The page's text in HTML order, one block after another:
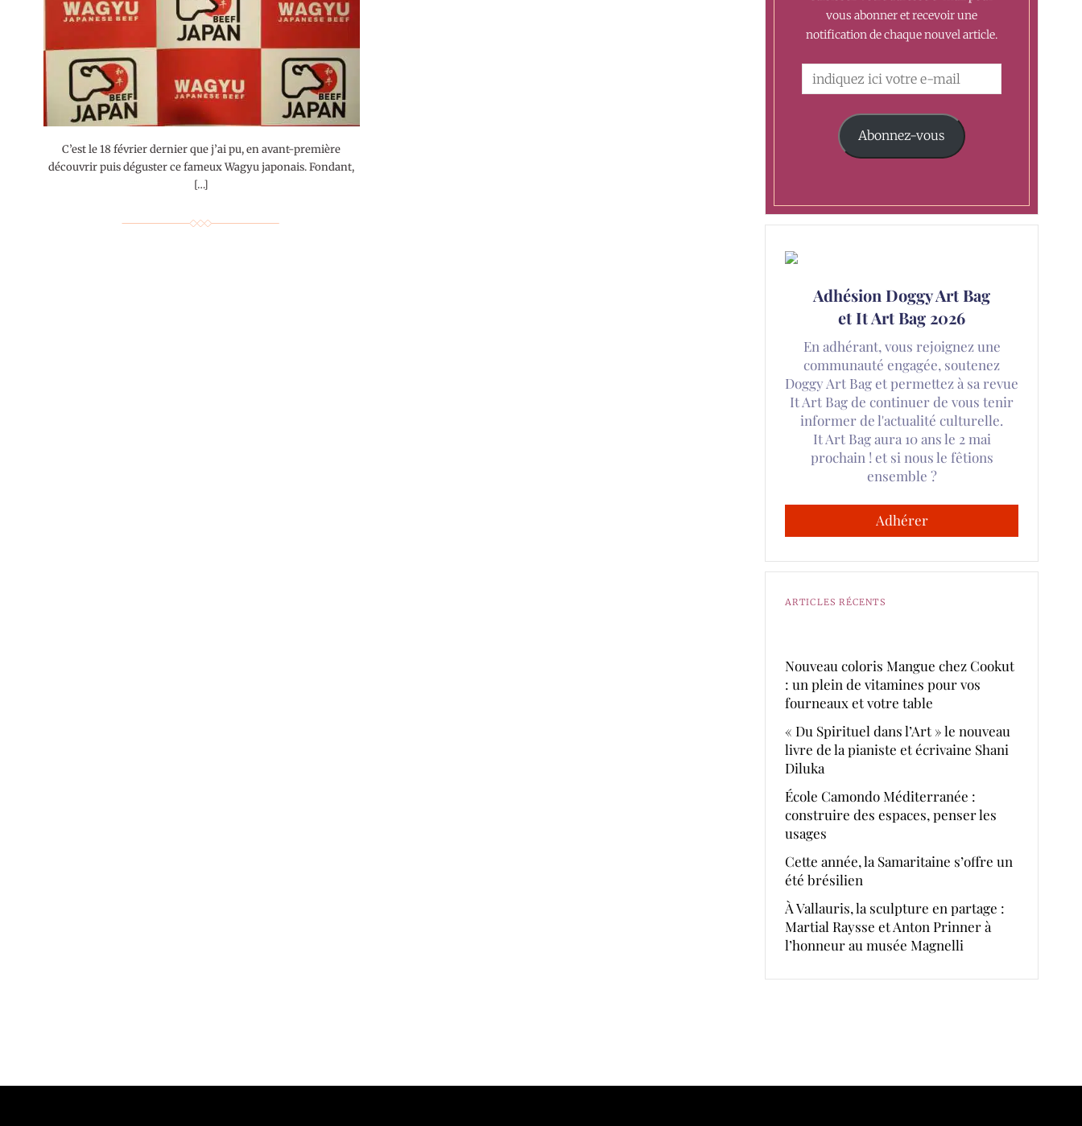
C’est le 18 février dernier que j’ai pu, en avant-première
découvrir puis déguster ce fameux Wagyu japonais. Fondant,
[…]
vous abonner et recevoir une
notification de chaque nouvel article.
Abonnez-vous
Adhésion Doggy Art Bag
et It Art Bag 2026
En adhérant, vous rejoignez une
communauté engagée, soutenez
Doggy Art Bag et permettez à sa revue
It Art Bag de continuer de vous tenir
informer de l'actualité culturelle.
It Art Bag aura 10 ans le 2 mai
prochain ! et si nous le fêtions
ensemble ?
Adhérer
ARTICLES RÉCENTS
Nouveau coloris Mangue chez Cookut
: un plein de vitamines pour vos
fourneaux et votre table
« Du Spirituel dans l’Art » le nouveau
livre de la pianiste et écrivaine Shani
Diluka
École Camondo Méditerranée :
construire des espaces, penser les
usages
Cette année, la Samaritaine s’offre un
été brésilien
À Vallauris, la sculpture en partage :
Martial Raysse et Anton Prinner à
l’honneur au musée Magnelli